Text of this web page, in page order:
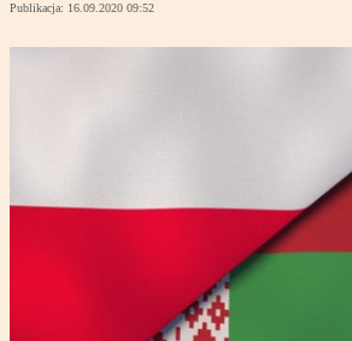
Publikacja: 16.09.2020 09:52